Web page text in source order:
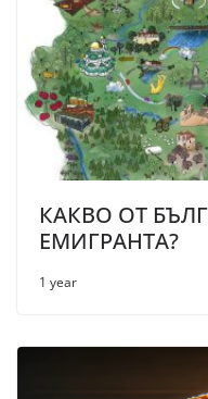
КАКВО ОТ
ЕМИГРАНТА?
1 year